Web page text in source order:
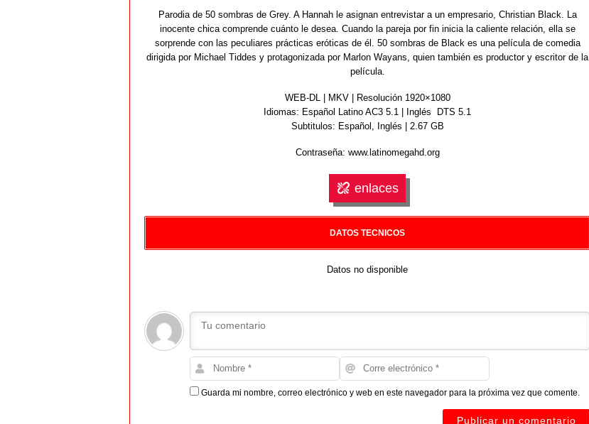
Parodia de 50 sombras de Grey. A Hannah le asignan entrevistar a un empresario, Christian Black. La
inocente chica comprende cuánto le desea. Cuando la pareja por fin inicia la caliente relación, ella se
sorprende con las peculiares prácticas eróticas de él. 50 sombras de Black es una película de comedia
dirigida por Michael Tiddes y protagonizada por Marlon Wayans, quien también es productor y escritor de la
película.
WEB-DL | MKV | Resolución 1920×1080
Idiomas: Español Latino AC3 5.1 | Inglés DTS 5.1
Subtitulos: Español, Inglés | 2.67 GB
Contraseña: www.latinomegahd.org
enlaces
DATOS TECNICOS
Datos no disponible
Guarda mi nombre, correo electrónico y web en este navegador para la próxima vez que comente.